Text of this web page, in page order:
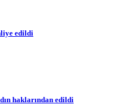
edildi
haklarından edildi